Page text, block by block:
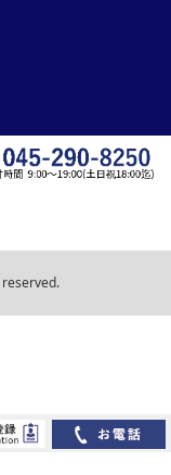
reserved.